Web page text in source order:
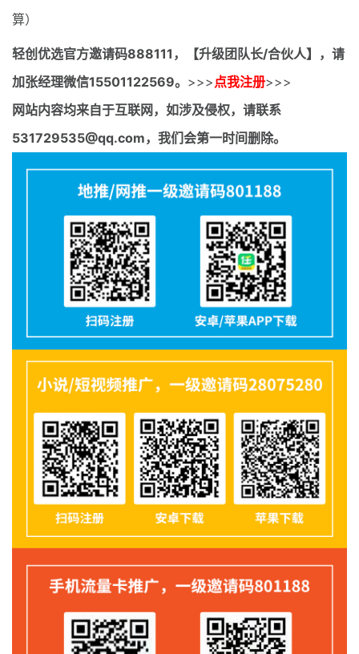
算）
轻创优选官方邀请码888111，【升级团队长/合伙人】，请
加张经理微信15501122569。 >>> 点我注册>>>
网站内容均来自于互联网，如涉及侵权，请联系
531729535@qq.com，我们会第一时间删除。